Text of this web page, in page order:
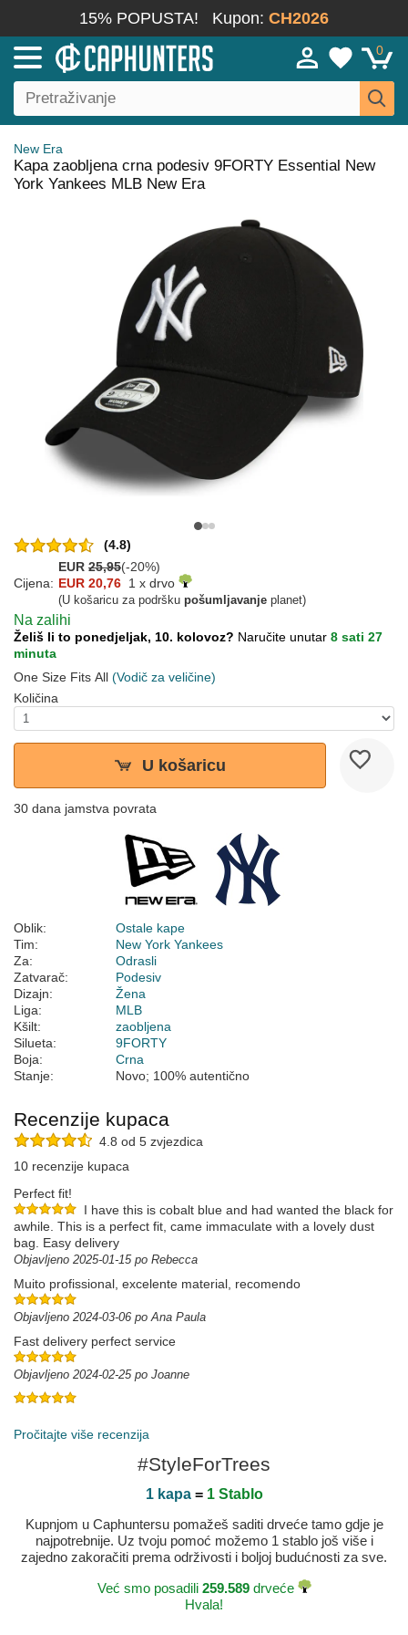
15% POPUSTA! Kupon: CH2026
0
New Era
Kapa zaobljena crna podesiv 9FORTY Essential New
York Yankees MLB New Era
(4.8)
EUR 25,95(-20%)
Cijena: EUR 20,76 1 x drvo
(U košaricu za podršku pošumljavanje planet)
Na zalihi
Želiš li to ponedjeljak, 10. kolovoz? Naručite unutar 8 sati 27
minuta
One Size Fits All (Vodič za veličine)
Količina
U košaricu
30 dana jamstva povrata
Oblik:
Ostale kape
Tim:
New York Yankees
Za:
Odrasli
Zatvarač:
Podesiv
Dizajn:
Žena
Liga:
MLB
Kšilt:
zaobljena
Silueta:
9FORTY
Boja:
Crna
Stanje:
Novo; 100% autentično
Recenzije kupaca
4.8 od 5 zvjezdica
10 recenzije kupaca
Perfect fit!
I have this is cobalt blue and had wanted the black for
awhile. This is a perfect fit, came immaculate with a lovely dust
bag. Easy delivery
Objavljeno 2025-01-15 po Rebecca
Muito profissional, excelente material, recomendo
Objavljeno 2024-03-06 po Ana Paula
Fast delivery perfect service
Objavljeno 2024-02-25 po Joanne
Pročitajte više recenzija
#StyleForTrees
1 kapa= 1 Stablo
Kupnjom u Caphuntersu pomažeš saditi drveće tamo gdje je
najpotrebnije. Uz tvoju pomoć možemo 1 stablo još više i
zajedno zakoračiti prema održivosti i boljoj budućnosti za sve.
Već smo posadili 259.589drveće
Hvala!